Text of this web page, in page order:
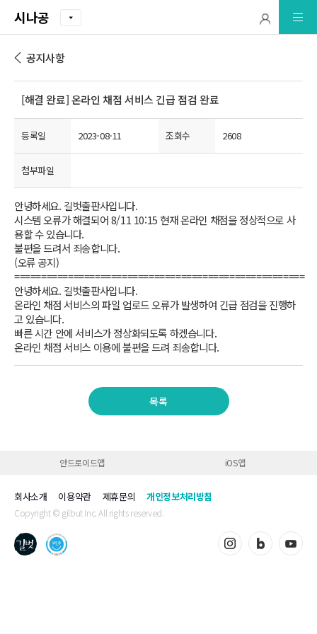
시나공
공지사항
[해결 완료] 온라인 채점 서비스 긴급 점검 완료
등록일 2023-08-11 조회수 2608
첨부파일
안녕하세요. 길벗출판사입니다.
시스템 오류가 해결되어 8/11 10:15 현재 온라인 채점을 정상적으로 사
용할 수 있습니다.
불편을 드려서 죄송합니다.
(오류 공지)
======================================================
안녕하세요. 길벗출판사입니다.
온라인 채점 서비스의 파일 업로드 오류가 발생하여 긴급 점검을 진행하
고 있습니다.
빠른 시간 안에 서비스가 정상화되도록 하겠습니다.
온라인 채점 서비스 이용에 불편을 드려 죄송합니다.
목록
안드로이드앱 iOS앱
Copyright © gilbut Inc. All rights reserved.
회사소개 이용약관 제휴문의 개인정보처리방침